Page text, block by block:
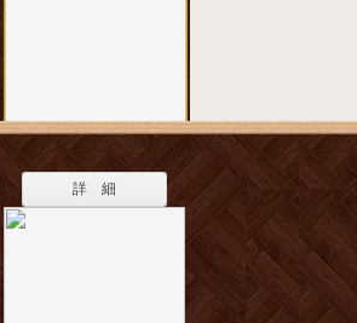
詳 細